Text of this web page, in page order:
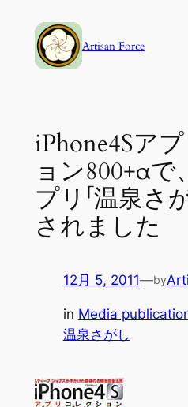
Artisan Force
iPhone4Sア
ョン800+αで
プリ「温泉さ
されました
12月 5, 2011—by
in Media
温泉さがし